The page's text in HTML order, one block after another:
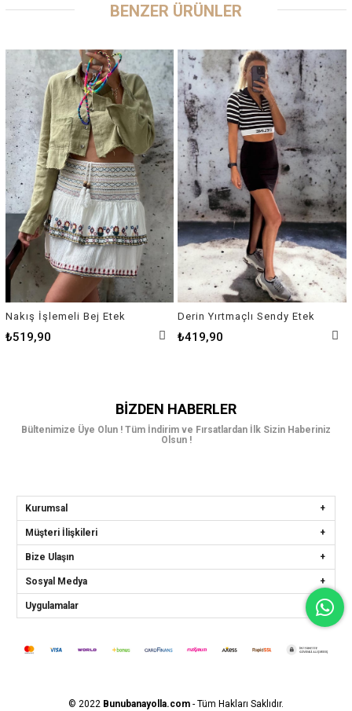
BENZER ÜRÜNLER
Nakış İşlemeli Bej Etek
₺519,90
Derin Yırtmaçlı Sendy Etek
₺419,90
BIZDEN HABERLER
Bültenimize Üye Olun ! Tüm İndirim ve Fırsatlardan İlk Sizin Haberiniz
Olsun !
Kurumsal
Müşteri İlişkileri
Bize Ulaşın
Sosyal Medya
Uygulamalar
© 2022 Bunubanayolla.com- Tüm Hakları Saklıdır.